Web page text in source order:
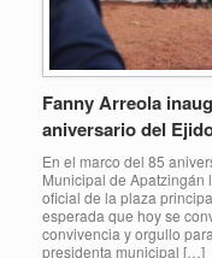
Fanny Arreola
aniversario del
En el marco del 85
Municipal de Apatzingán
oficial de la plaza
esperada que hoy se
convivencia y orgullo
presidenta municipal […]